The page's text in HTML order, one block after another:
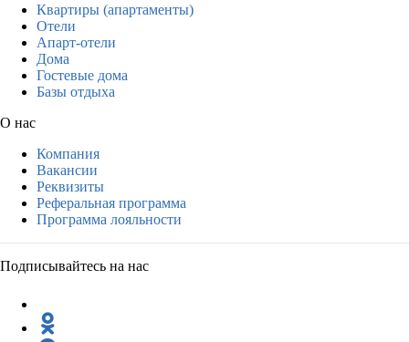
Квартиры (апартаменты)
Отели
Апарт-отели
Дома
Гостевые дома
Базы отдыха
О нас
Компания
Вакансии
Реквизиты
Реферальная программа
Программа лояльности
Подписывайтесь на нас